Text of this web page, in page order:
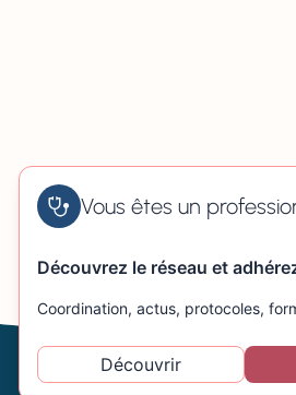
Vous êtes un
Découvrez le réseau et
Coordination, actus, protocoles,
Découvrir